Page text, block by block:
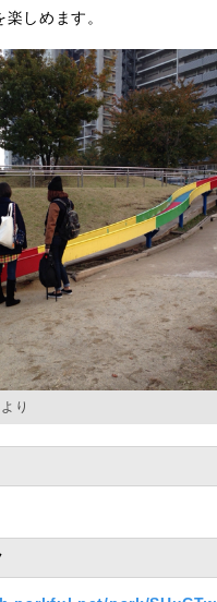
しめます。
り